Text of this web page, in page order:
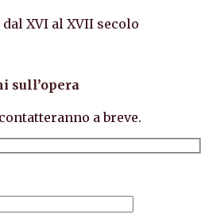
XVI al XVII secolo
sull’opera
a breve.